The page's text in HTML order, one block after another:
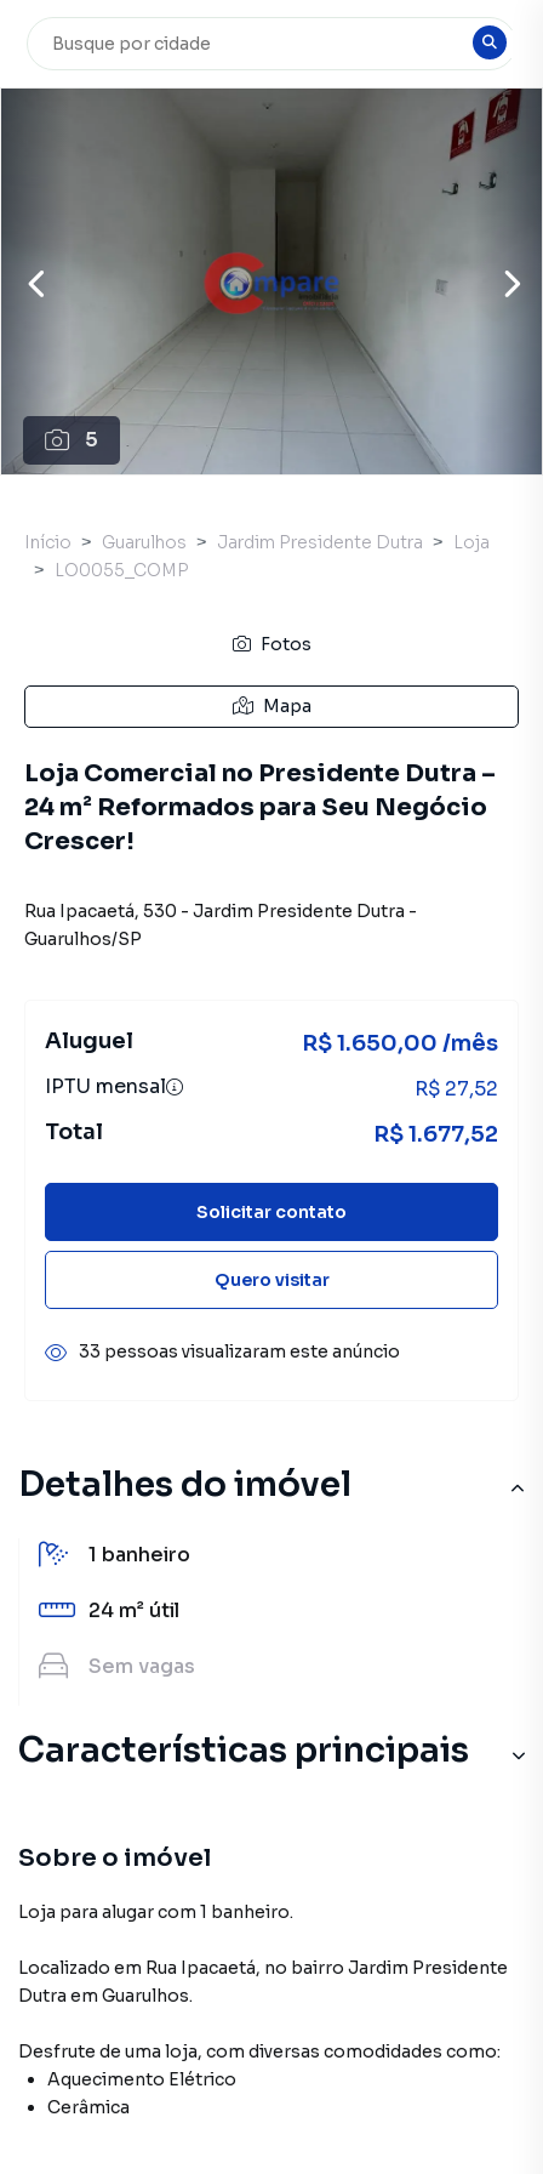
5
Detalhes do imóvel
1 banheiro
24 m² útil
Sem vagas
Características principais
Sobre o imóvel
Loja para alugar com 1 banheiro.
Localizado em Rua Ipacaetá, no bairro Jardim Presidente
Dutra em Guarulhos.
Desfrute de uma loja, com diversas comodidades como:
Aquecimento Elétrico
Cerâmica
Início Guarulhos Jardim Presidente Dutra
Loja
LO0055_COMP
Fotos
Mapa
Loja Comercial no Presidente Dutra –
24 m² Reformados para Seu Negócio
Crescer!
Rua Ipacaetá, 530 - Jardim Presidente Dutra -
Guarulhos/SP
Aluguel R$ 1.650,00 /mês
IPTU mensal R$ 27,52
Total R$ 1.677,52
Solicitar contato
Quero visitar
33 pessoas visualizaram este anúncio